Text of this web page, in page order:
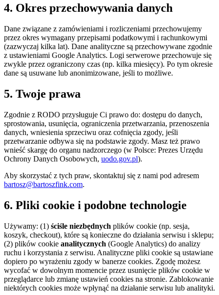
4. Okres przechowywania danych
Dane związane z zamówieniami i rozliczeniami przechowujemy
przez okres wymagany przepisami podatkowymi i rachunkowymi
(zazwyczaj kilka lat). Dane analityczne są przechowywane zgodnie
z ustawieniami Google Analytics. Logi serwerowe przechowuje się
zwykle przez ograniczony czas (np. kilka miesięcy). Po tym okresie
dane są usuwane lub anonimizowane, jeśli to możliwe.
5. Twoje prawa
Zgodnie z RODO przysługuje Ci prawo do: dostępu do danych,
sprostowania, usunięcia, ograniczenia przetwarzania, przenoszenia
danych, wniesienia sprzeciwu oraz cofnięcia zgody, jeśli
przetwarzanie odbywa się na podstawie zgody. Masz też prawo
wnieść skargę do organu nadzorczego (w Polsce: Prezes Urzędu
Ochrony Danych Osobowych, uodo.gov.pl).
Aby skorzystać z tych praw, skontaktuj się z nami pod adresem
bartosz@bartoszfink.com.
6. Pliki cookie i podobne technologie
Używamy: (1) ściśle niezbędnych plików cookie (np. sesja,
koszyk, checkout), które są konieczne do działania serwisu i sklepu;
(2) plików cookie analitycznych (Google Analytics) do analizy
ruchu i korzystania z serwisu. Analityczne pliki cookie są ustawiane
dopiero po wyrażeniu zgody w banerze cookies. Zgodę możesz
wycofać w dowolnym momencie przez usunięcie plików cookie w
przeglądarce lub zmianę ustawień cookies na stronie. Zablokowanie
niektórych cookies może wpłynąć na działanie serwisu lub analityki.